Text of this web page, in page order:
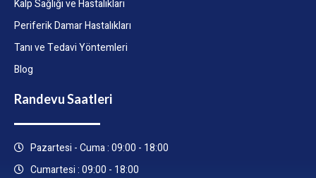
Kalp Sağlığı ve Hastalıkları
Periferik Damar Hastalıkları
Tanı ve Tedavi Yöntemleri
Blog
Randevu Saatleri
Pazartesi - Cuma : 09:00 - 18:00
Cumartesi : 09:00 - 18:00